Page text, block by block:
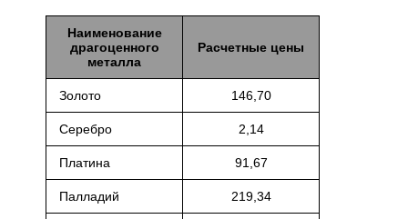
Наименование
драгоценного
металла
Расчетные цены
Золото 146,70
Серебро 2,14
Платина 91,67
Палладий 219,34